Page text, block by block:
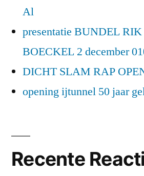
Al
presentatie BUNDEL
BOECKEL 2 december
DICHT SLAM RAP
opening ijtunnel 50 jaar
Recente